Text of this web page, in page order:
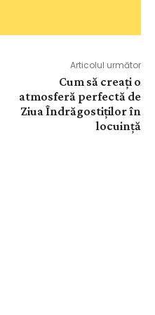
Articolul următor
Cum să creați o
atmosferă perfectă de
Ziua Îndrăgostiților în
locuință